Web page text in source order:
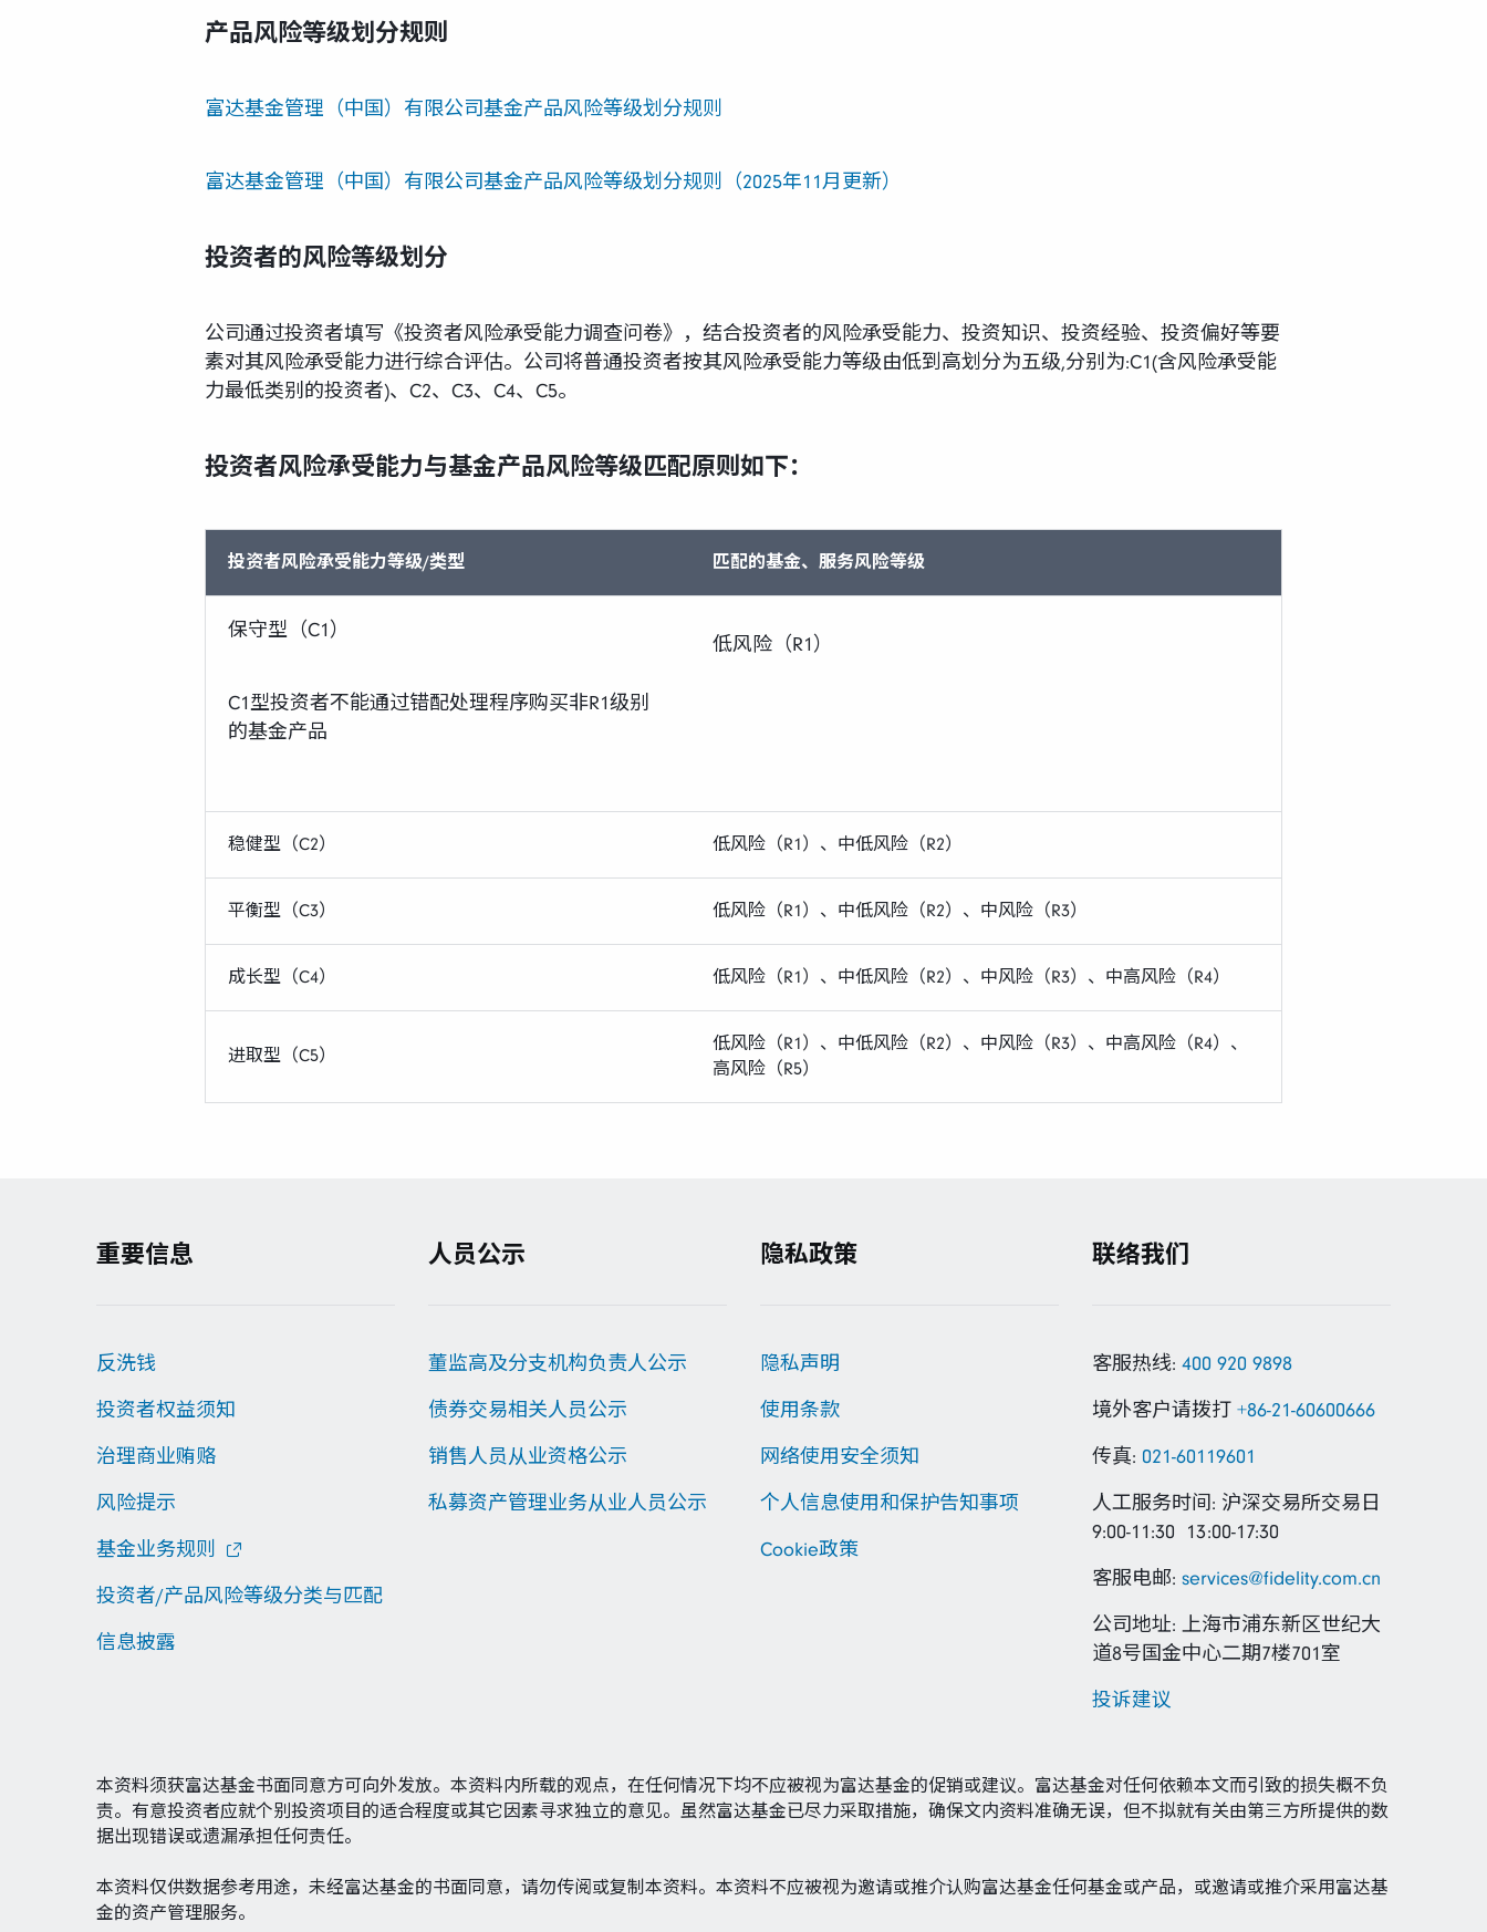
产品风险等级划分规则
富达基金管理（中国）有限公司基金产品风险等级划分规则
富达基金管理（中国）有限公司基金产品风险等级划分规则（2025年11月更新）
投资者的风险等级划分
公司通过投资者填写《投资者风险承受能力调查问卷》，结合投资者的风险承受能力、投资知识、投资经验、投资偏好等要
素对其风险承受能力进行综合评估。公司将普通投资者按其风险承受能力等级由低到高划分为五级,分别为:C1(含风险承受能
力最低类别的投资者)、C2、C3、C4、C5。
投资者风险承受能力与基金产品风险等级匹配原则如下：
投资者风险承受能力等级/类型 匹配的基金、服务风险等级
保守型（C1）
C1型投资者不能通过错配处理程序购买非R1级别
的基金产品
低风险（R1）
稳健型（C2） 低风险（R1）、中低风险（R2）
平衡型（C3） 低风险（R1）、中低风险（R2）、中风险（R3）
成长型（C4） 低风险（R1）、中低风险（R2）、中风险（R3）、中高风险（R4）
进取型（C5）
低风险（R1）、中低风险（R2）、中风险（R3）、中高风险（R4）、
高风险（R5）
重要信息
反洗钱
投资者权益须知
治理商业贿赂
风险提示
基金业务规则
投资者/产品风险等级分类与匹配
信息披露
人员公示
董监高及分支机构负责人公示
债券交易相关人员公示
销售人员从业资格公示
私募资产管理业务从业人员公示
隐私政策
隐私声明
使用条款
网络使用安全须知
个人信息使用和保护告知事项
Cookie政策
联络我们
客服热线: 400 920 9898
境外客户请拨打 +86-21-60600666
传真: 021-60119601
人工服务时间: 沪深交易所交易日
9:00-11:30 13:00-17:30
客服电邮: services@fidelity.com.cn
公司地址: 上海市浦东新区世纪大
道8号国金中心二期7楼701室
投诉建议
本资料须获富达基金书面同意方可向外发放。本资料内所载的观点，在任何情况下均不应被视为富达基金的促销或建议。富达基金对任何依赖本文而引致的损失概不负
责。有意投资者应就个别投资项目的适合程度或其它因素寻求独立的意见。虽然富达基金已尽力采取措施，确保文内资料准确无误，但不拟就有关由第三方所提供的数
据出现错误或遗漏承担任何责任。
本资料仅供数据参考用途，未经富达基金的书面同意，请勿传阅或复制本资料。本资料不应被视为邀请或推介认购富达基金任何基金或产品，或邀请或推介采用富达基
金的资产管理服务。